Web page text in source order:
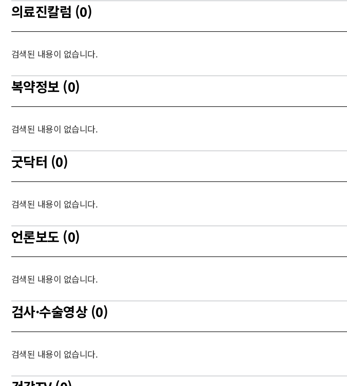
의료진칼럼 (0)
검색된 내용이 없습니다.
복약정보 (0)
검색된 내용이 없습니다.
굿닥터 (0)
검색된 내용이 없습니다.
언론보도 (0)
검색된 내용이 없습니다.
검사·수술영상 (0)
검색된 내용이 없습니다.